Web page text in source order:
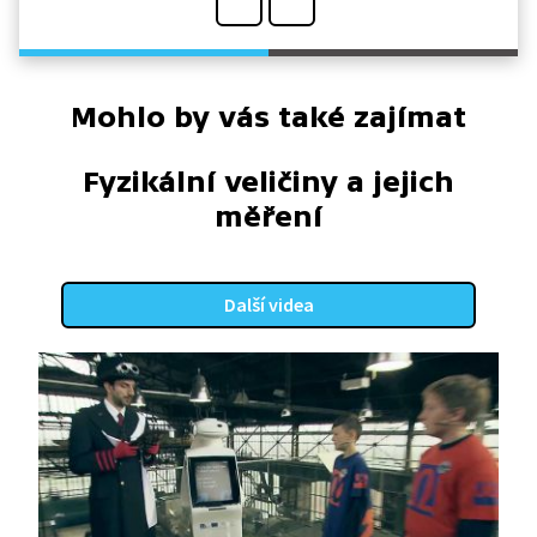
Mohlo by vás také zajímat
Fyzikální veličiny a jejich
měření
Další videa